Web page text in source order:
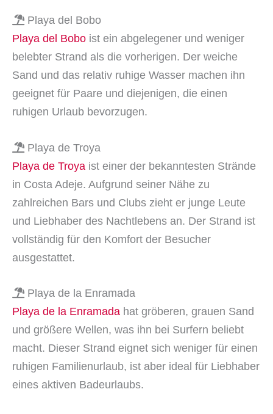
Playa del Bobo
Playa del Bobo ist ein abgelegener und weniger
belebter Strand als die vorherigen. Der weiche
Sand und das relativ ruhige Wasser machen ihn
geeignet für Paare und diejenigen, die einen
ruhigen Urlaub bevorzugen.
Playa de Troya
Playa de Troya ist einer der bekanntesten Strände
in Costa Adeje. Aufgrund seiner Nähe zu
zahlreichen Bars und Clubs zieht er junge Leute
und Liebhaber des Nachtlebens an. Der Strand ist
vollständig für den Komfort der Besucher
ausgestattet.
Playa de la Enramada
Playa de la Enramada hat gröberen, grauen Sand
und größere Wellen, was ihn bei Surfern beliebt
macht. Dieser Strand eignet sich weniger für einen
ruhigen Familienurlaub, ist aber ideal für Liebhaber
eines aktiven Badeurlaubs.